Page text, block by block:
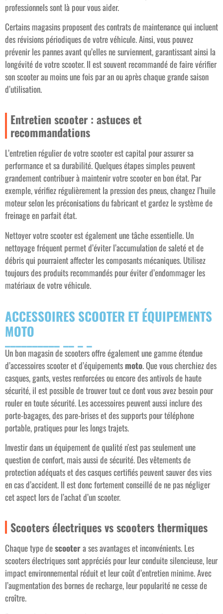
professionnels sont là pour vous aider.
Certains magasins proposent des contrats de maintenance qui incluent
des révisions périodiques de votre véhicule. Ainsi, vous pouvez
prévenir les pannes avant qu’elles ne surviennent, garantissant ainsi la
longévité de votre scooter. Il est souvent recommandé de faire vérifier
son scooter au moins une fois par an ou après chaque grande saison
d’utilisation.
Entretien scooter : astuces et
recommandations
L’entretien régulier de votre scooter est capital pour assurer sa
performance et sa durabilité. Quelques étapes simples peuvent
grandement contribuer à maintenir votre scooter en bon état. Par
exemple, vérifiez régulièrement la pression des pneus, changez l’huile
moteur selon les préconisations du fabricant et gardez le système de
freinage en parfait état.
Nettoyer votre scooter est également une tâche essentielle. Un
nettoyage fréquent permet d’éviter l’accumulation de saleté et de
débris qui pourraient affecter les composants mécaniques. Utilisez
toujours des produits recommandés pour éviter d’endommager les
matériaux de votre véhicule.
ACCESSOIRES SCOOTER ET ÉQUIPEMENTS
MOTO
Un bon magasin de scooters offre également une gamme étendue
d’accessoires scooter et d’équipements moto. Que vous cherchiez des
casques, gants, vestes renforcées ou encore des antivols de haute
sécurité, il est possible de trouver tout ce dont vous avez besoin pour
rouler en toute sécurité. Les accessoires peuvent aussi inclure des
porte-bagages, des pare-brises et des supports pour téléphone
portable, pratiques pour les longs trajets.
Investir dans un équipement de qualité n’est pas seulement une
question de confort, mais aussi de sécurité. Des vêtements de
protection adéquats et des casques certifiés peuvent sauver des vies
en cas d’accident. Il est donc fortement conseillé de ne pas négliger
cet aspect lors de l’achat d’un scooter.
Scooters électriques vs scooters thermiques
Chaque type descootera ses avantages et inconvénients. Les
scooters électriques sont appréciés pour leur conduite silencieuse, leur
impact environnemental réduit et leur coût d’entretien minime. Avec
l’augmentation des bornes de recharge, leur popularité ne cesse de
croître.